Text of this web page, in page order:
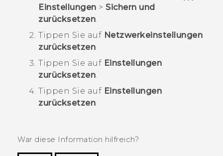
Einstellungen > Sichern und
zurücksetzen
Tippen Sie auf Netzwerkeinstellungen
zurücksetzen
Tippen Sie auf Einstellungen
zurücksetzen
Tippen Sie auf Einstellungen
zurücksetzen
War diese Information hilfreich?